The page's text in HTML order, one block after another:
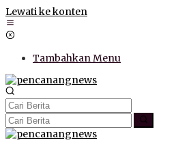
Lewati ke konten
Tambahkan Menu